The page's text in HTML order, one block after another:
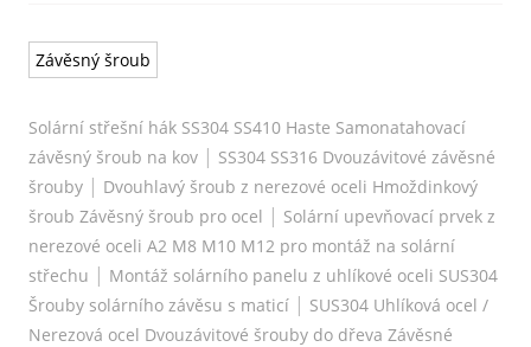
Závěsný šroub
Solární střešní hák SS304 SS410 Haste Samonatahovací
závěsný šroub na kov| SS304 SS316 Dvouzávitové závěsné
šrouby| Dvouhlavý šroub z nerezové oceli Hmoždinkový
šroub Závěsný šroub pro ocel | Solární upevňovací prvek z
nerezové oceli A2 M8 M10 M12 pro montáž na solární
střechu | Montáž solárního panelu z uhlíkové oceli SUS304
Šrouby solárního závěsu s maticí| SUS304 Uhlíková ocel /
Nerezová ocel Dvouzávitové šrouby do dřeva Závěsné